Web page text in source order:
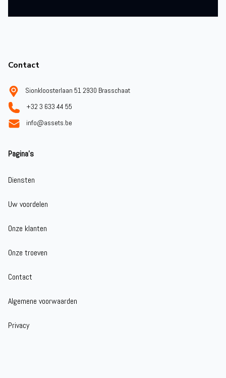
Contact
Sionkloosterlaan 51 2930 Brasschaat
+32 3 633 44 55
info@assets.be
Pagina's
Diensten
Uw voordelen
Onze klanten
Onze troeven
Contact
Algemene voorwaarden
Privacy